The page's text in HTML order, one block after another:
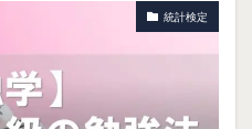
統計検定